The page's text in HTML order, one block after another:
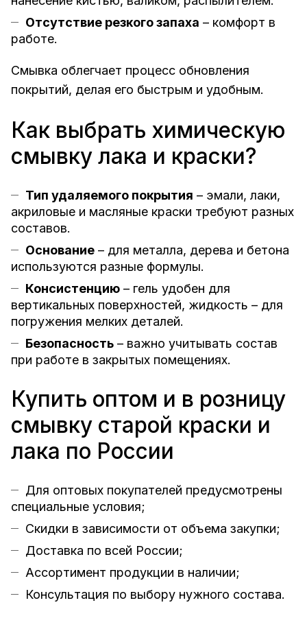
Отсутствие резкого запаха – комфорт в
работе.
Смывка облегчает процесс обновления
покрытий, делая его быстрым и удобным.
Как выбрать химическую
смывку лака и краски?
Тип удаляемого покрытия – эмали, лаки,
акриловые и масляные краски требуют разных
составов.
Основание – для металла, дерева и бетона
используются разные формулы.
Консистенцию – гель удобен для
вертикальных поверхностей, жидкость – для
погружения мелких деталей.
Безопасность – важно учитывать состав
при работе в закрытых помещениях.
Купить оптом и в розницу
смывку старой краски и
лака по России
Для оптовых покупателей предусмотрены
специальные условия;
Скидки в зависимости от объема закупки;
Доставка по всей России;
Ассортимент продукции в наличии;
Консультация по выбору нужного состава.